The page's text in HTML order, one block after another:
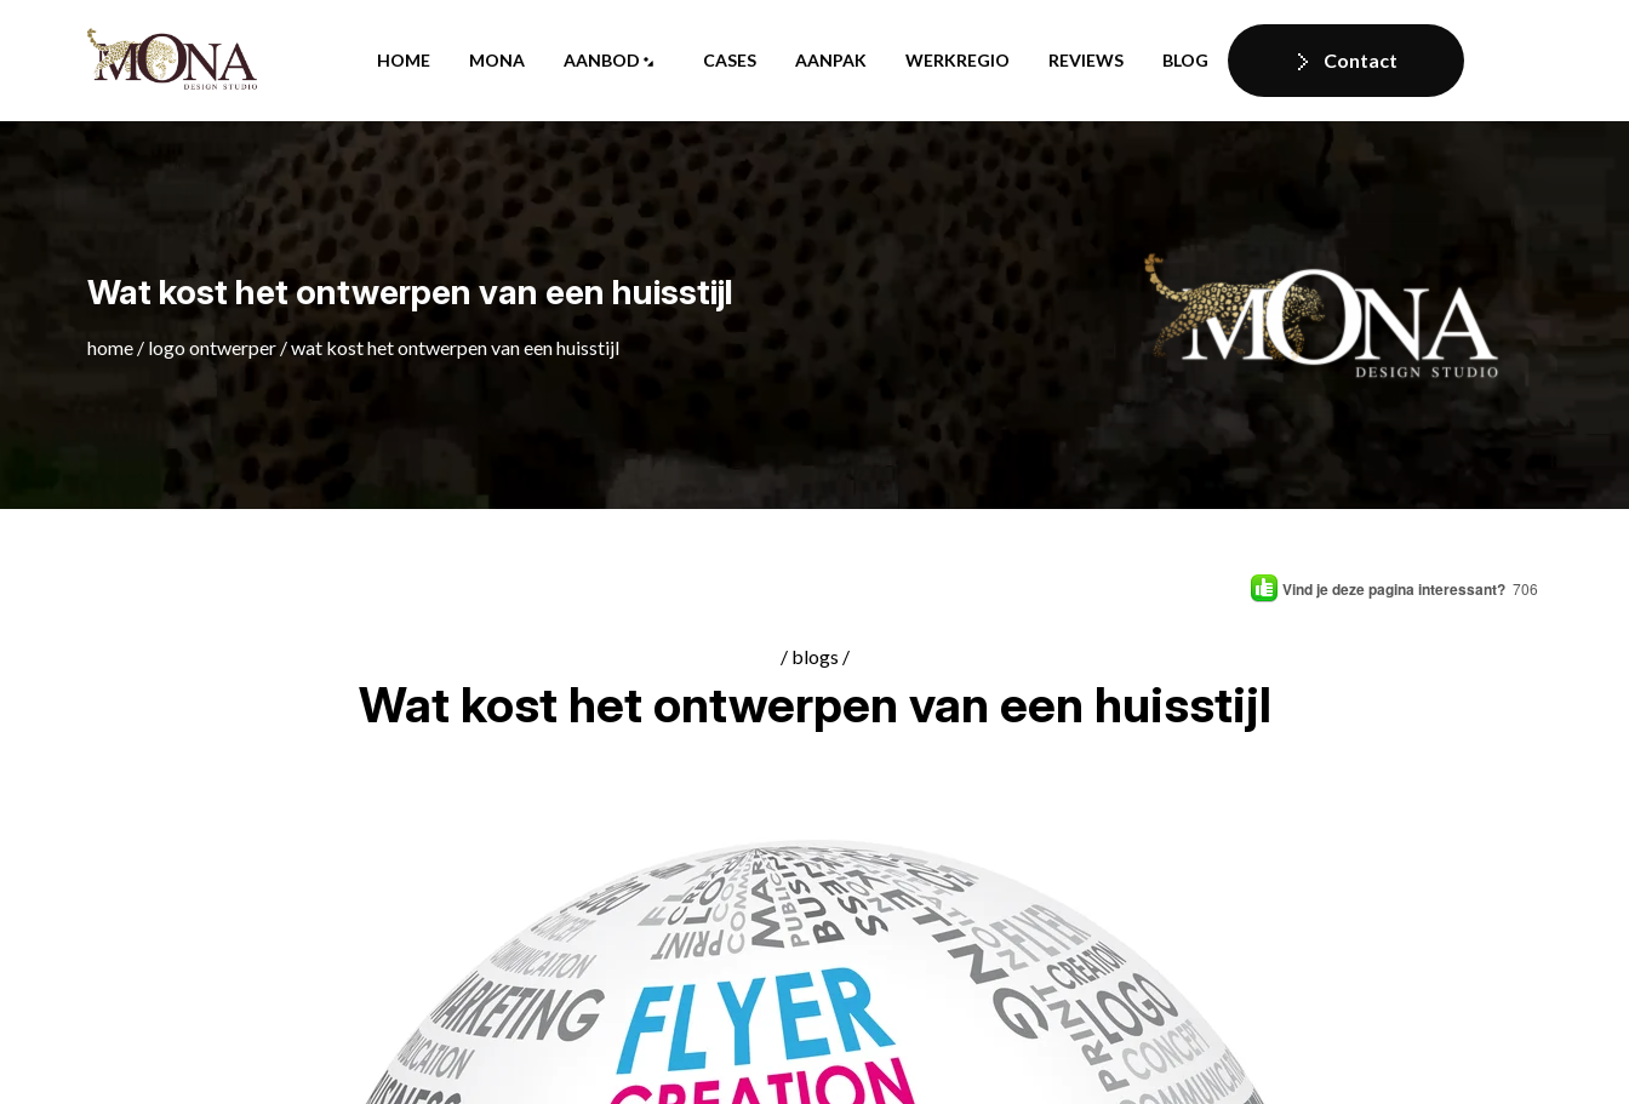
HOME MONA AANBOD CASES AANPAK WERKREGIO REVIEWS BLOG Contact
Wat kost het ontwerpen van een huisstijl
home / logo ontwerper /wat kost het ontwerpen van een huisstijl
Vind je deze pagina interessant? 706
/ blogs /
Wat kost het ontwerpen van een huisstijl